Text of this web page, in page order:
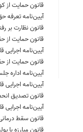
قانون نظارت بر
آیین‌نامه اجرایی
قانون حمایت از
آیین‌نامه اجرایی
قانون تصدیق انحصار
قانون سقط درمانی –
قانون مبارزه با